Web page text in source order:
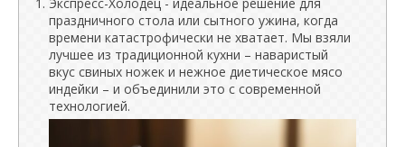
праздничного стола или сытного ужина, когда
времени катастрофически не хватает. Мы взяли
лучшее из традиционной кухни – наваристый
вкус свиных ножек и нежное диетическое мясо
индейки – и объединили это с современной
технологией.